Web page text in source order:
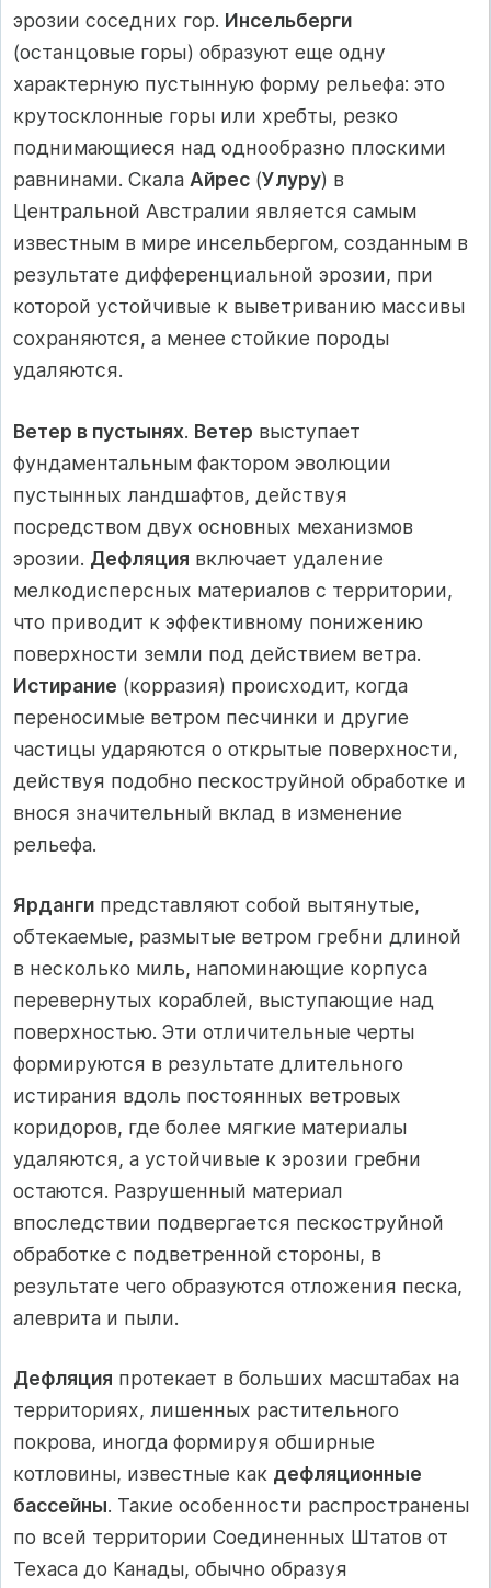
эрозии соседних гор. Инсельберги
(останцовые горы) образуют еще одну
характерную пустынную форму рельефа: это
крутосклонные горы или хребты, резко
поднимающиеся над однообразно плоскими
равнинами. Скала Айрес (Улуру) в
Центральной Австралии является самым
известным в мире инсельбергом, созданным в
результате дифференциальной эрозии, при
которой устойчивые к выветриванию массивы
сохраняются, а менее стойкие породы
удаляются.
Ветер в пустынях. Ветер выступает
фундаментальным фактором эволюции
пустынных ландшафтов, действуя
посредством двух основных механизмов
эрозии. Дефляция включает удаление
мелкодисперсных материалов с территории,
что приводит к эффективному понижению
поверхности земли под действием ветра.
Истирание (корразия) происходит, когда
переносимые ветром песчинки и другие
частицы ударяются о открытые поверхности,
действуя подобно пескоструйной обработке и
внося значительный вклад в изменение
рельефа.
Ярданги представляют собой вытянутые,
обтекаемые, размытые ветром гребни длиной
в несколько миль, напоминающие корпуса
перевернутых кораблей, выступающие над
поверхностью. Эти отличительные черты
формируются в результате длительного
истирания вдоль постоянных ветровых
коридоров, где более мягкие материалы
удаляются, а устойчивые к эрозии гребни
остаются. Разрушенный материал
впоследствии подвергается пескоструйной
обработке с подветренной стороны, в
результате чего образуются отложения песка,
алеврита и пыли.
Дефляция протекает в больших масштабах на
территориях, лишенных растительного
покрова, иногда формируя обширные
котловины, известные как дефляционные
бассейны. Такие особенности распространены
по всей территории Соединенных Штатов от
Техаса до Канады, обычно образуя